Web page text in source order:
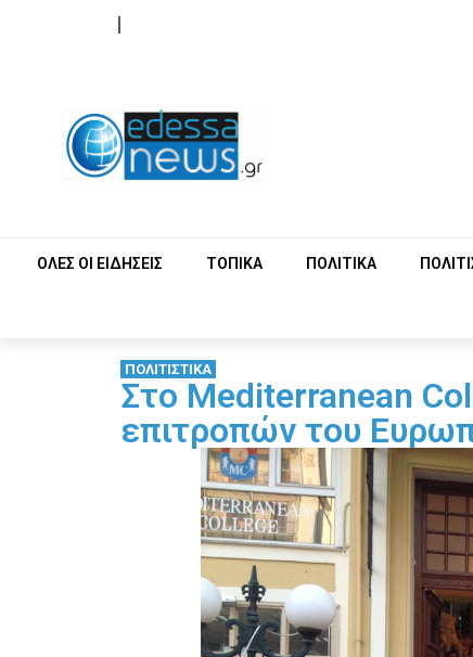
ΟΛΕΣ ΟΙ ΕΙΔΗΣΕΙΣ ΤΟΠΙΚΑ ΠΟΛΙΤΙΚΑ
ΠΟΛΙΤΙΣΤΙΚΑ
Στο Mediterranean
επιτροπών του